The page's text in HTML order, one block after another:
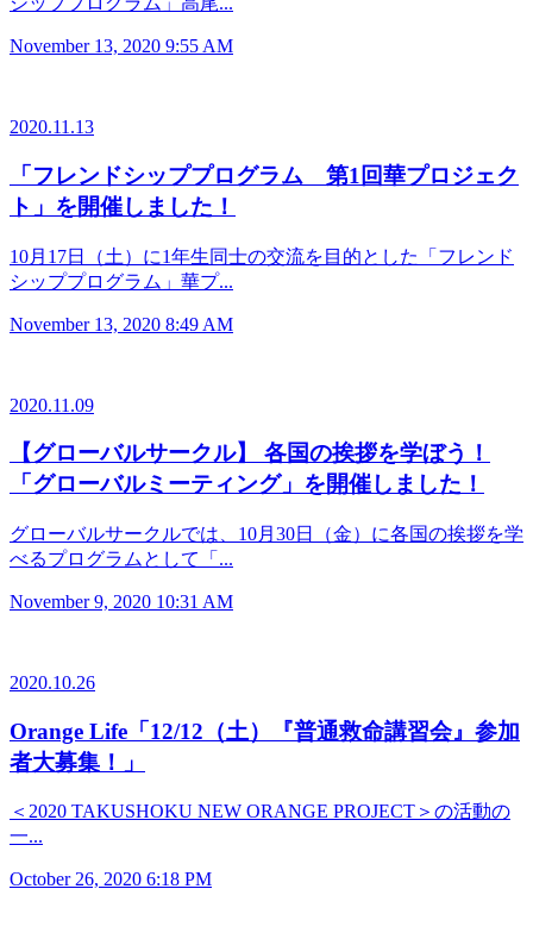
November 13, 2020 9:55 AM
2020.11.13
「フレンドシッププログラム 第1回華プロジェク
ト」を開催しました！
10月17日（土）に1年生同士の交流を目的とした「フレンド
シッププログラム」華プ...
November 13, 2020 8:49 AM
2020.11.09
【グローバルサークル】 各国の挨拶を学ぼう！
「グローバルミーティング」を開催しました！
グローバルサークルでは、10月30日（金）に各国の挨拶を学
べるプログラムとして「...
November 9, 2020 10:31 AM
2020.10.26
Orange Life「12/12（土）『普通救命講習会』参加
者大募集！」
＜2020 TAKUSHOKU NEW ORANGE PROJECT＞の活動の
一...
October 26, 2020 6:18 PM